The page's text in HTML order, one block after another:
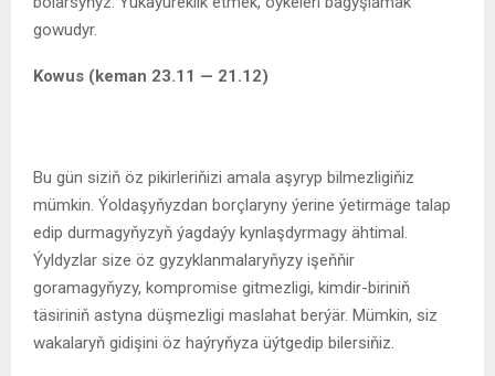
gowudyr.
Kowus (keman 23.11 — 21.12)
Bu gün siziň öz pikirleriňizi amala aşyryp bilmezligiňiz
mümkin. Ýoldaşyňyzdan borçlaryny ýerine ýetirmäge talap
edip durmagyňyzyň ýagdaýy kynlaşdyrmagy ähtimal.
Ýyldyzlar size öz gyzyklanmalaryňyzy işeňňir
goramagyňyzy, kompromise gitmezligi, kimdir-biriniň
täsiriniň astyna düşmezligi maslahat berýär. Mümkin, siz
wakalaryň gidişini öz haýryňyza üýtgedip bilersiňiz.